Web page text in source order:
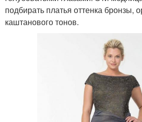
подбирать платья оттенка бронзы,
каштанового тонов.